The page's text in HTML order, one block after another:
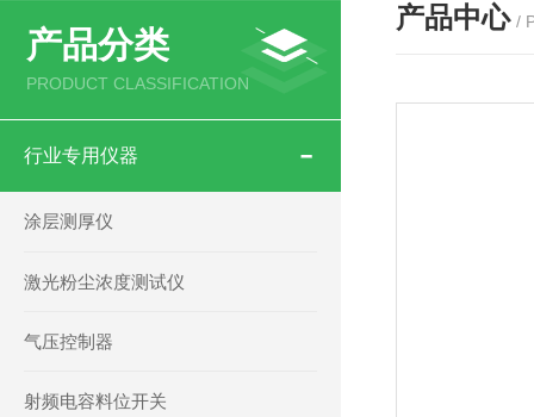
产品分类
PRODUCT CLASSIFICATION
行业专用仪器
涂层测厚仪
激光粉尘浓度测试仪
气压控制器
射频电容料位开关
产品中心 /